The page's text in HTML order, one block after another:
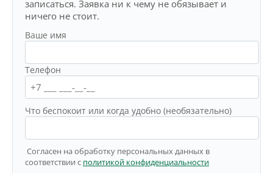
записаться. Заявка ни к чему не обязывает и
ничего не стоит.
Ваше имя
Телефон
Что беспокоит или когда удобно (необязательно)
Согласен на обработку персональных данных в
соответствии с политикой конфиденциальности